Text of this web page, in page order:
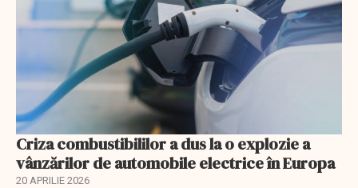
Criza combustibililor a dus la o explozie a
vânzărilor de automobile electrice în Europa
20 APRILIE 2026